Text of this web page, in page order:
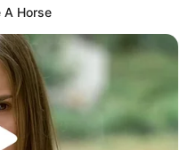
A Horse